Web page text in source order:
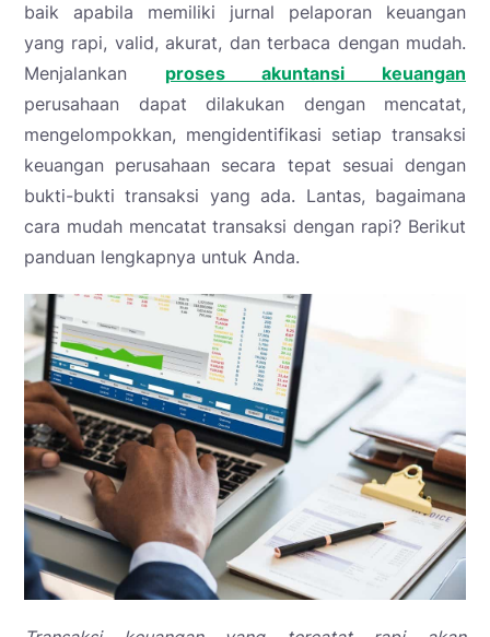
baik apabila memiliki jurnal pelaporan keuangan
yang rapi, valid, akurat, dan terbaca dengan mudah.
Menjalankan proses akuntansi keuangan
perusahaan dapat dilakukan dengan mencatat,
mengelompokkan, mengidentifikasi setiap transaksi
keuangan perusahaan secara tepat sesuai dengan
bukti-bukti transaksi yang ada. Lantas, bagaimana
cara mudah mencatat transaksi dengan rapi? Berikut
panduan lengkapnya untuk Anda.